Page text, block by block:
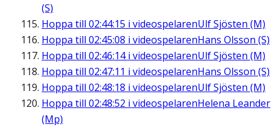
(S)
Hoppa till 02:44:15 i videospelarenUlf Sjösten (M)
Hoppa till 02:45:08 i videospelarenHans Olsson (S)
Hoppa till 02:46:14i videospelarenUlf Sjösten (M)
Hoppa till 02:47:11 i videospelarenHans Olsson (S)
Hoppa till 02:48:18 i videospelarenUlf Sjösten (M)
Hoppa till 02:48:52 i videospelarenHelena Leander
(Mp)